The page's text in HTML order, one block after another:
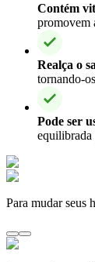
Contém
promovem
Realça o
tornando-
Pode ser
equilibrada
Para mudar seus